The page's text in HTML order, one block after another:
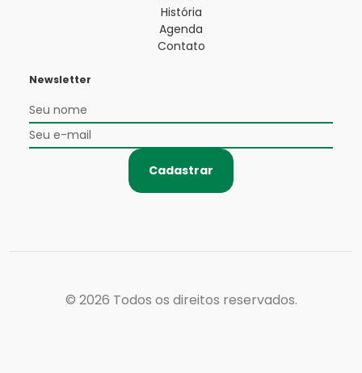
História
Agenda
Contato
Newsletter
Cadastrar
© 2026 Todos os direitos reservados.